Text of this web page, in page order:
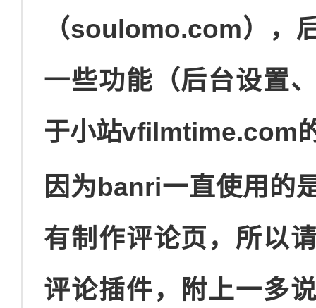
（soulomo.com），
一些功能（后台设置
于小站vfilmtime.com
因为banri一直使用的
有制作评论页，所以
评论插件，附上一多